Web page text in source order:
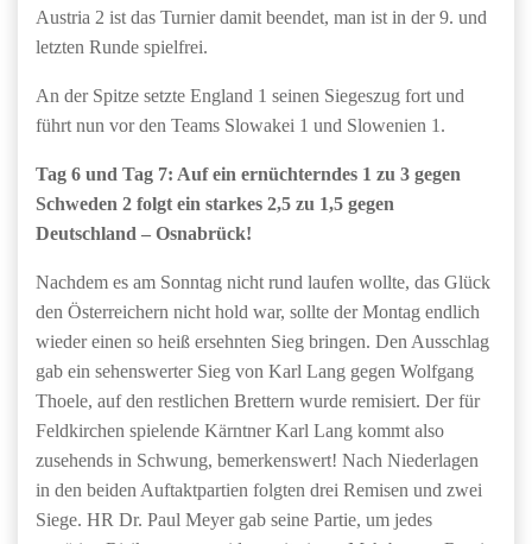
Austria 2 ist das Turnier damit beendet, man ist in der 9. und
letzten Runde spielfrei.
An der Spitze setzte England 1 seinen Siegeszug fort und
führt nun vor den Teams Slowakei 1 und Slowenien 1.
Tag 6 und Tag 7: Auf ein ernüchterndes 1 zu 3 gegen
Schweden 2 folgt ein starkes 2,5 zu 1,5 gegen
Deutschland – Osnabrück!
Nachdem es am Sonntag nicht rund laufen wollte, das Glück
den Österreichern nicht hold war, sollte der Montag endlich
wieder einen so heiß ersehnten Sieg bringen. Den Ausschlag
gab ein sehenswerter Sieg von Karl Lang gegen Wolfgang
Thoele, auf den restlichen Brettern wurde remisiert. Der für
Feldkirchen spielende Kärntner Karl Lang kommt also
zusehends in Schwung, bemerkenswert! Nach Niederlagen
in den beiden Auftaktpartien folgten drei Remisen und zwei
Siege. HR Dr. Paul Meyer gab seine Partie, um jedes